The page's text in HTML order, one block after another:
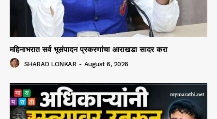
महिनाभरात सर्व भूसंपादन प्रकरणांचा आराखडा सादर करा
SHARAD LONKAR - August 6, 2026